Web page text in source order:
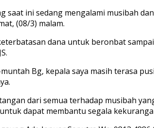
saat ini sedang mengalami musibah
(08/3) malam.
dana untuk beronbat
Bg, kepala saya masih terasa
dari semua terhadap musibah
dapat membantu segala